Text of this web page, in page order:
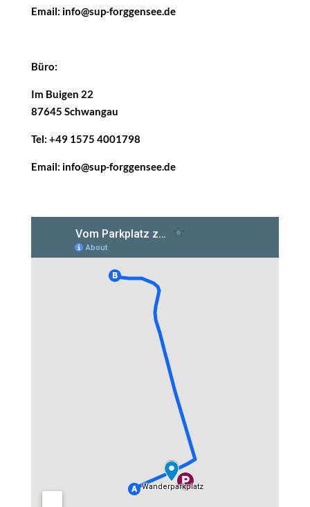
Email: info@sup-forggensee.de
Büro:
Im Buigen 22
87645 Schwangau
Tel: +49 1575 4001798
Email: info@sup-forggensee.de